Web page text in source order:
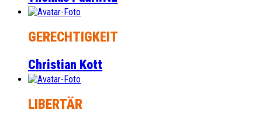
GERECHTIGKEIT
Christian Kott
LIBERTÄR